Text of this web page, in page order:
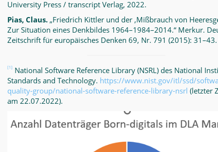
University Press / transcript Verlag, 2022.
Pias, Claus. „Friedrich Kittler und der ‚Mißbrauch von
Zur Situation eines Denkbildes 1964–1984–2014.“ Merkur.
Zeitschrift für europäisches Denken 69, Nr. 791 (2015): 31–43.
[1] National Software Reference Library (NSRL) des National
Standards and Technology. https://www.nist.gov/itl/ssd/
quality-group/national-software-reference-library-nsrl (letzter
am 22.07.2022).